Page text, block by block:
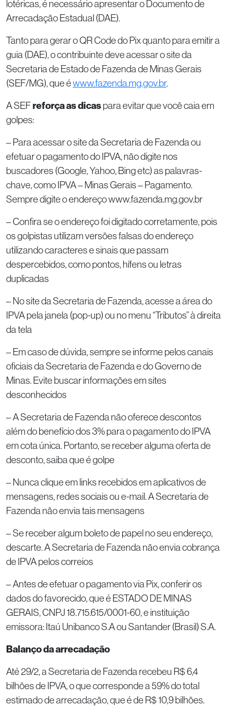
lotéricas, é necessário apresentar o Documento de
Arrecadação Estadual (DAE).
Tanto para gerar o QR Code do Pix quanto para emitir a
guia (DAE), o contribuinte deve acessar o site da
Secretaria de Estado de Fazenda de Minas Gerais
(SEF/MG), que éwww.fazenda.mg.gov.br.
A SEFreforça as dicaspara evitar que você caia em
golpes:
– Para acessar o site da Secretaria de Fazenda ou
efetuar o pagamento do IPVA, não digite nos
buscadores (Google, Yahoo, Bing etc) as palavras-
chave, como IPVA – Minas Gerais – Pagamento.
Sempre digite o endereço www.fazenda.mg.gov.br
– Confira se o endereço foi digitado corretamente, pois
os golpistas utilizam versões falsas do endereço
utilizando caracteres e sinais que passam
despercebidos, como pontos, hífens ou letras
duplicadas
– No site da Secretaria de Fazenda, acesse a área do
IPVA pela janela (pop-up) ou no menu “Tributos” à direita
da tela
– Em caso de dúvida, sempre se informe pelos canais
oficiais da Secretaria de Fazenda e do Governo de
Minas. Evite buscar informações em sites
desconhecidos
– A Secretaria de Fazenda não oferece descontos
além do benefício dos 3% para o pagamento do IPVA
em cota única. Portanto, se receber alguma oferta de
desconto, saiba que é golpe
– Nunca clique em links recebidos em aplicativos de
mensagens, redes sociais ou e-mail. A Secretaria de
Fazenda não envia tais mensagens
– Se receber algum boleto de papel no seu endereço,
descarte. A Secretaria de Fazenda não envia cobrança
de IPVA pelos correios
– Antes de efetuar o pagamento via Pix, conferir os
dados do favorecido, que é ESTADO DE MINAS
GERAIS, CNPJ 18.715.615/0001-60, e instituição
emissora: Itaú Unibanco S.A ou Santander (Brasil) S.A.
Balanço da arrecadação
Até 29/2, a Secretaria de Fazenda recebeu R$ 6,4
bilhões de IPVA, o que corresponde a 59% do total
estimado de arrecadação, que é de R$ 10,9 bilhões.